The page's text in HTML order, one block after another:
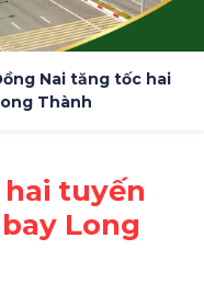
Nai tăng tốc hai
Thành
tuyến
Long